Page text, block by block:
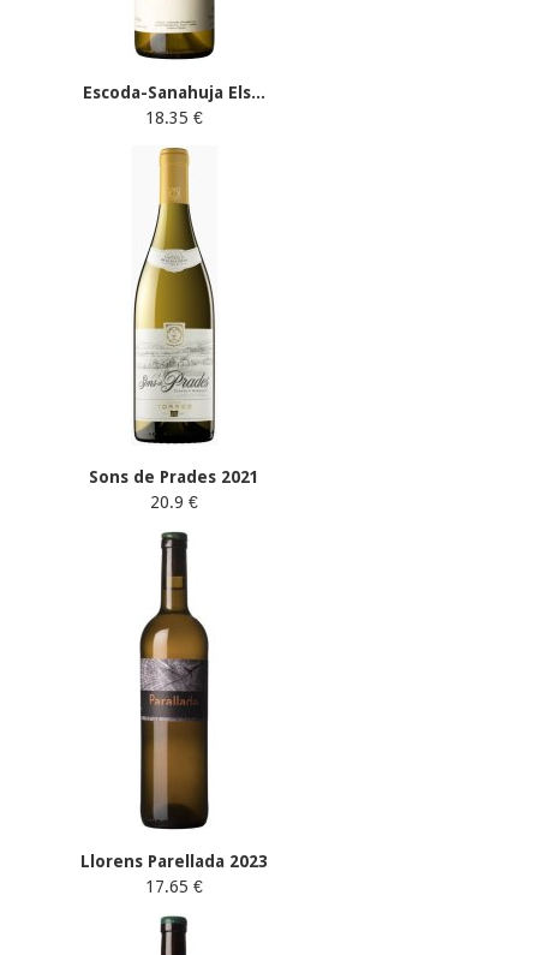
Escoda-Sanahuja Els...
18.35 €
Sons de Prades 2021
20.9 €
Llorens Parellada 2023
17.65 €